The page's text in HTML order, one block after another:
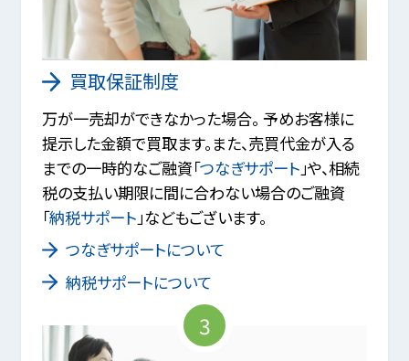
買取保証制度
万が一売却ができなかった場合。 予めお客様に
提示した金額で買取ます。また、売買代金が入る
までの一時的なご融資「つなぎサポート 」や、相続
税の支払い期限に間に合わない場合のご融資
「納税サポート 」などもございます。
つなぎサポートについて
納税サポートについて
3